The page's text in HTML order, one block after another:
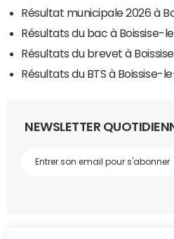
Résultat municipale 2026 à
Résultats du bac à Boissise-
Résultats du brevet à
Résultats du BTS à Boissise-
NEWSLETTER